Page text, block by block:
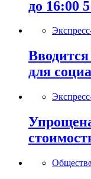
до 16:00
Вводится
для